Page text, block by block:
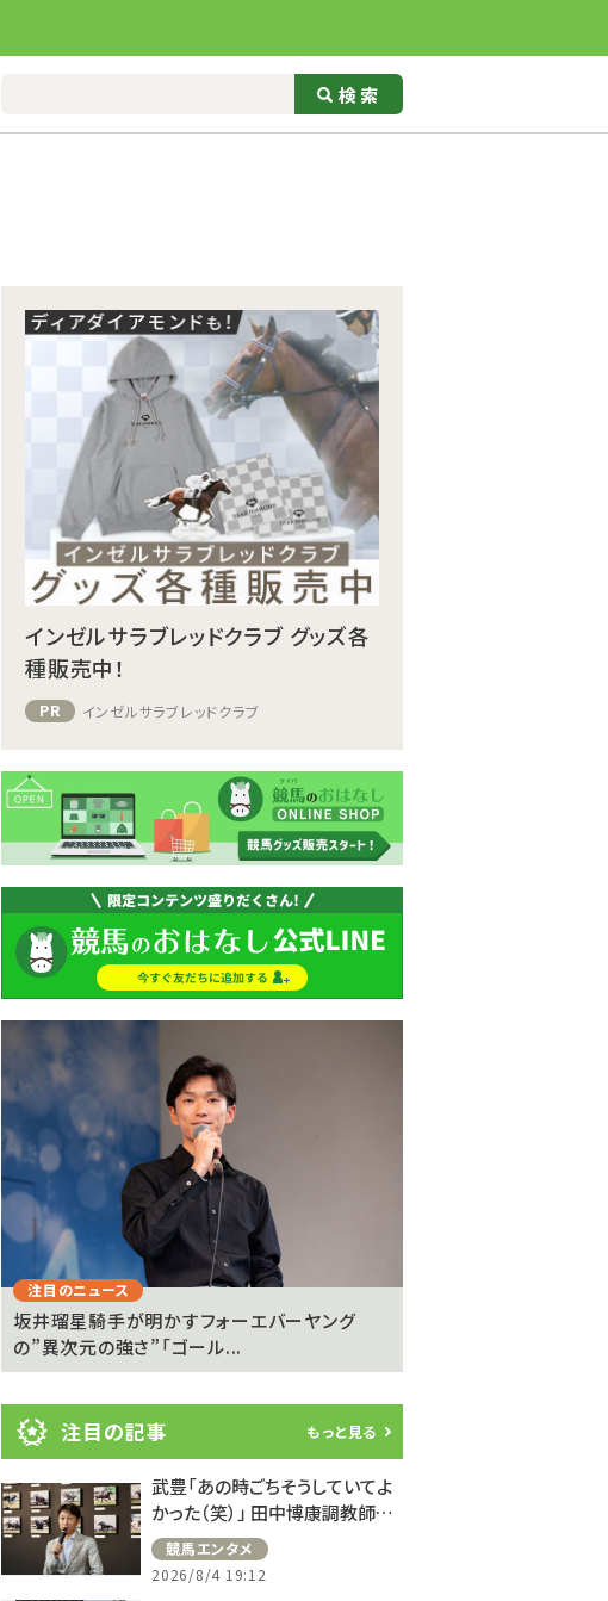
インゼルサラブレッドクラブ グッズ各
種販売中！
PR インゼルサラブレッドクラブ
目
ニ
ュ
ー
ス
注目のニュース
坂井瑠星騎手が明かすフォーエバーヤング
の”異次元の強さ”「ゴール...
注目の記事 もっと見る
武豊「あの時ごちそうしていてよ
かった（笑）」 田中博康調教師と
のフランスでの思い出を語る
競馬エンタメ
2026/8/4 19:12